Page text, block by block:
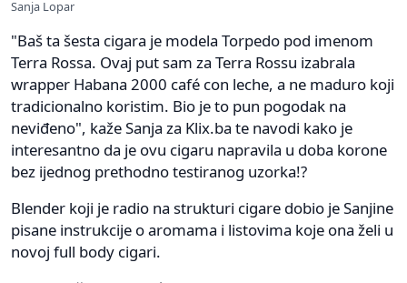
Sanja Lopar
"Baš ta šesta cigara je modela Torpedo pod imenom
Terra Rossa. Ovaj put sam za Terra Rossu izabrala
wrapper Habana 2000 café con leche, a ne maduro koji
tradicionalno koristim. Bio je to pun pogodak na
neviđeno", kaže Sanja za Klix.ba te navodi kako je
interesantno da je ovu cigaru napravila u doba korone
bez ijednog prethodno testiranog uzorka!?
Blender koji je radio na strukturi cigare dobio je Sanjine
pisane instrukcije o aromama i listovima koje ona želi u
novoj full body cigari.